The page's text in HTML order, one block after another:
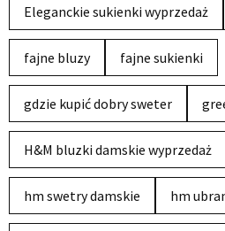
Eleganckie sukienki wyprzedaż
fajne bluzy fajne sukienki
gdzie kupić dobry sweter
H&M bluzki damskie wyprzedaż
hm swetry damskie hm